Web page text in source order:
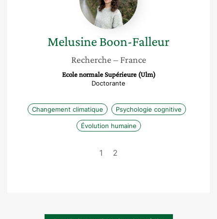
MelusineBoon-Falleur
Recherche – France
Ecole normale Supérieure (Ulm)
Doctorante
Changement climatique Psychologie cognitive
Évolution humaine
1 2